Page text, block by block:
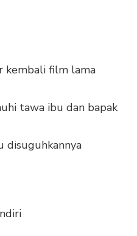
kembali film lama
tawa ibu dan bapak
disuguhkannya